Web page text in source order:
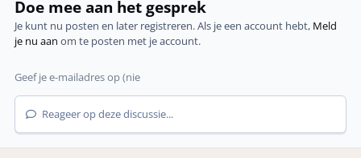
Doe mee aan het gesprek
Je kunt nu posten en later registreren. Als je een account hebt, Meld
je nu aan om te posten met je account.
Reageer op deze discussie...